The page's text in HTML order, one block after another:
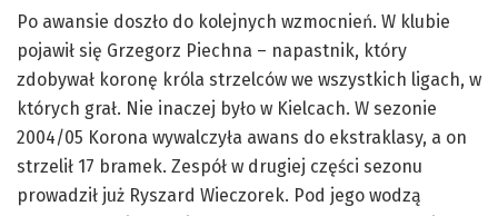
Po awansie doszło do kolejnych wzmocnień. W klubie
pojawił się Grzegorz Piechna – napastnik, który
zdobywał koronę króla strzelców we wszystkich ligach, w
których grał. Nie inaczej było w Kielcach. W sezonie
2004/05 Korona wywalczyła awans do ekstraklasy, a on
strzelił 17 bramek. Zespół w drugiej części sezonu
prowadził już Ryszard Wieczorek. Pod jego wodzą